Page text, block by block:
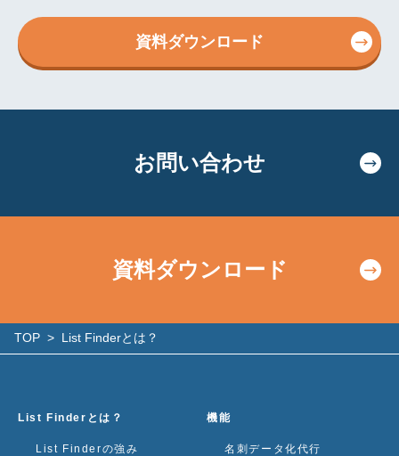
資料ダウンロード
お問い合わせ
資料ダウンロード
TOP > List Finderとは？
List Finderとは？
List Finderの強み
機能
名刺データ化代行